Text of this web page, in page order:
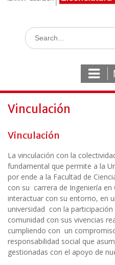
Search
for:
Vinculación
Vinculación
La vinculación con la
fundamental que permite a la
por ende a la Facultad de
con su carrera de Ingeniería en
interactuar con su entorno, en
universidad con la
comunidad con sus vivencias
cumpliendo con un
responsabilidad social que
gestionadas con el apoyo de